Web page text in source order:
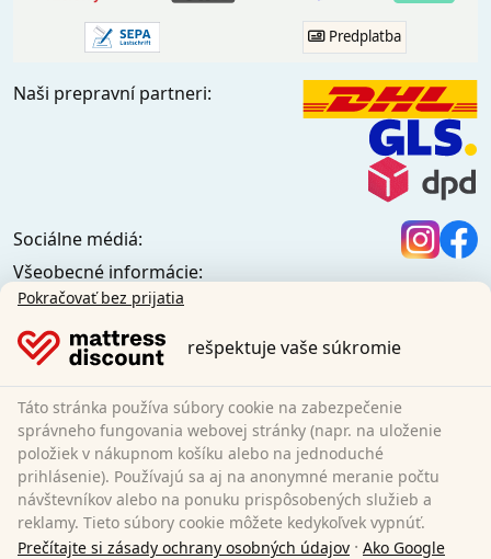
Predplatba
Naši prepravní partneri:
Sociálne médiá:
Všeobecné informácie:
Informačné centrum
Podmienky prepravy
Všeobecné podmienky (súkromní zákazníci)
Ochrana údajov
Cookies
Zásady zrušenia
Odtlačok
Odstúpiť od zmluvy
Pokračovať bez prijatia
rešpektuje vaše súkromie
Táto stránka používa súbory cookie na zabezpečenie
správneho fungovania webovej stránky (napr. na uloženie
položiek v nákupnom košíku alebo na jednoduché
prihlásenie). Používajú sa aj na anonymné meranie počtu
návštevníkov alebo na ponuku prispôsobených služieb a
reklamy. Tieto súbory cookie môžete kedykoľvek vypnúť.
Prečítajte si zásady ochrany osobných údajov · Ako Google